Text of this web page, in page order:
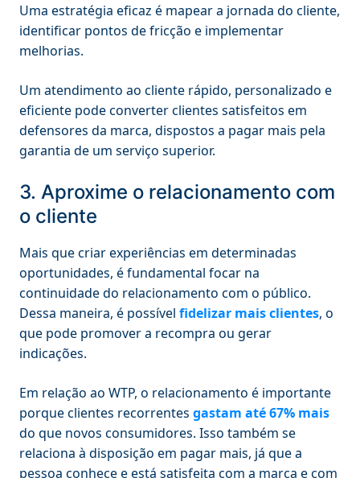
Uma estratégia eficaz é mapear a jornada do cliente,
identificar pontos de fricção e implementar
melhorias.
Um atendimento ao cliente rápido, personalizado e
eficiente pode converter clientes satisfeitos em
defensores da marca, dispostos a pagar mais pela
garantia de um serviço superior.
3. Aproxime o relacionamento com
o cliente
Mais que criar experiências em determinadas
oportunidades, é fundamental focar na
continuidade do relacionamento com o público.
Dessa maneira, é possível fidelizar mais clientes, o
que pode promover a recompra ou gerar
indicações.
Em relação ao WTP, o relacionamento é importante
porque clientes recorrentes gastam até 67% mais
do que novos consumidores. Isso também se
relaciona à disposição em pagar mais, já que a
pessoa conhece e está satisfeita com a marca e com